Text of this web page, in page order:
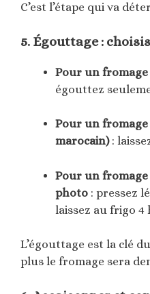
C’est l’étape qui va
5. Égouttage :
Pour un
égouttez
Pour un
marocain):
Pour un
photo : pressez
laissez au frigo 4
L’égouttage est la clé
plus le fromage sera